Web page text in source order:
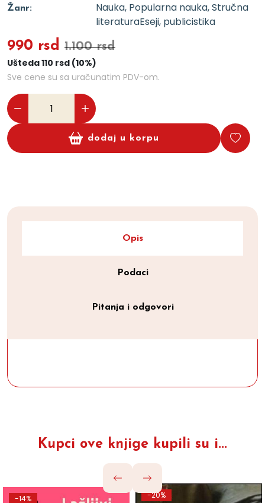
Žanr:
Nauka, Popularna nauka, Stručna
literaturaEseji, publicistika
990 rsd 1.100 rsd
Ušteda 110 rsd (10%)
Sve cene su sa uračunatim PDV-om.
dodaj u korpu
Opis
Podaci
Pitanja i odgovori
Kupci ove knjige kupili su i...
-14% -20%